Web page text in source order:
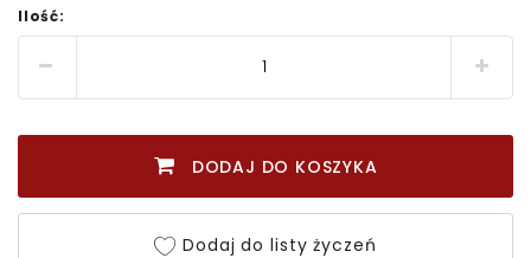
Ilość:
DODAJ DO KOSZYKA
Dodaj do listy życzeń